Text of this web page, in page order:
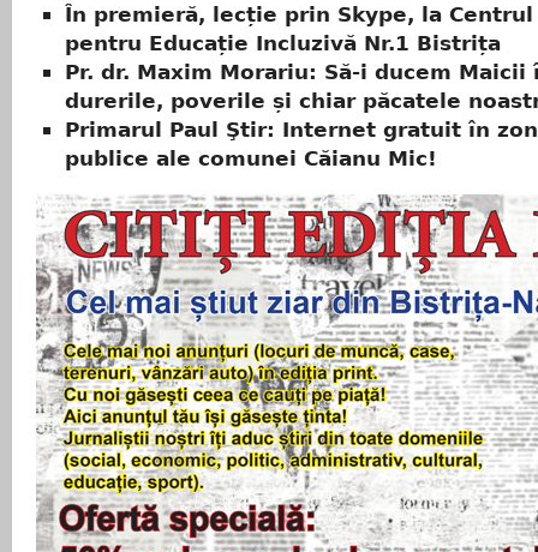
În premieră, lecție prin Skype, la Centrul
pentru Educație Incluzivă Nr.1 Bistrița
Pr. dr. Maxim Morariu: Să-i ducem Maicii
durerile, poverile și chiar păcatele
Primarul Paul Ştir: Internet gratuit în
publice ale comunei Căianu Mic!